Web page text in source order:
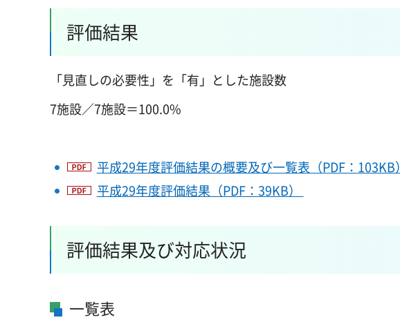
評価結果
「見直しの必要性」を「有」とした施設数
7施設／7施設＝100.0%
平成29年度評価結果の概要及び一覧表（PDF：103KB）
平成29年度評価結果（PDF：39KB）
評価結果及び対応状況
一覧表